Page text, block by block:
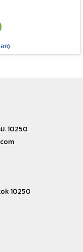
ก)
. 10250
10250